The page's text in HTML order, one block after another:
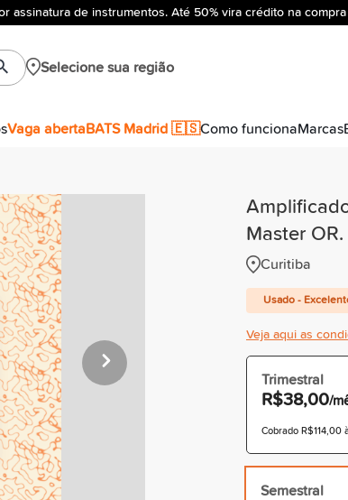
assinatura de instrumentos. Até 50% vira crédito na compra
Selecione sua região
Vaga abertaBATS Madrid 🇪🇸Como funcionaMarcas
Master OR.
Curitiba
Usado -
Veja aqui as
Trimestral
R$38,00/
Cobrado R$114,00
Semestral